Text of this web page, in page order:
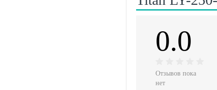
0.0
Отзывов пока
нет